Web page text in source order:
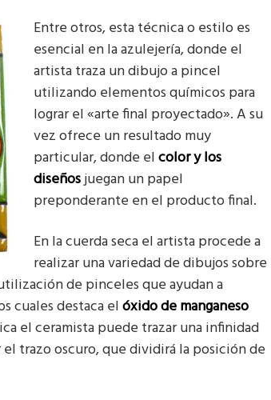
Entre otros, esta técnica o estilo es
esencial en la azulejería, donde el
artista traza un dibujo a pincel
utilizando elementos químicos para
lograr el «arte final proyectado». A su
vez ofrece un resultado muy
particular, donde elcolor y los
diseñosjuegan un papel
preponderante en el producto final.
En la cuerda seca el artista procede a
realizar una variedad de dibujos sobre
de pinceles que ayudan a
cuales destaca elóxido de manganeso
el ceramista puede trazar una infinidad
trazo oscuro, que dividirá la posición de